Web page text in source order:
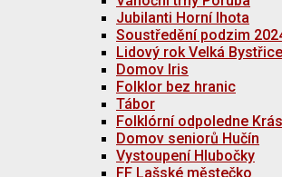
Jubilanti Horní lhota
Soustředění podzim
Lidový rok Velká Bystřice
Domov Iris
Folklor bez hranic
Tábor
Folklórní odpoledne
Domov seniorů Hučín
Vystoupení Hlubočky
FF Lašské městečko